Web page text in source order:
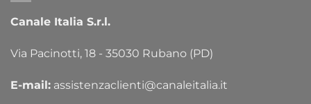
Canale Italia S.r.l.
Via Pacinotti, 18 - 35030 Rubano (PD)
E-mail: assistenzaclienti@canaleitalia.it